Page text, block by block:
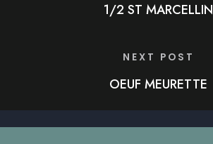
1/2 ST MARCELLIN
NEXT POST
OEUF MEURETTE